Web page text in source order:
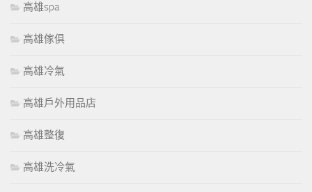
高雄spa
高雄傢俱
高雄冷氣
高雄戶外用品店
高雄整復
高雄洗冷氣